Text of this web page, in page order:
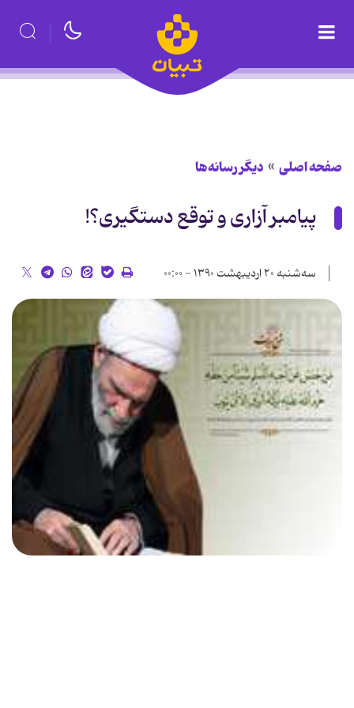
صفحه اصلی دیگر رسانه‌ها
پیامبر آزاری و توقع دستگیری؟!
سه‌شنبه ۲۰ اردیبهشت ۱۳۹۰ - ۰۰:۰۰